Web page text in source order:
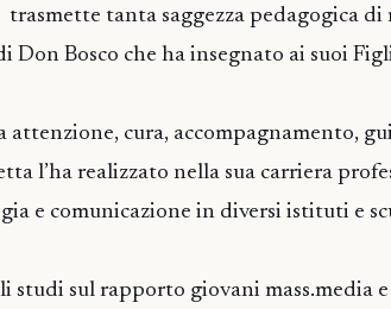
trasmette tanta saggezza pedagogica di
Don Bosco che ha insegnato ai suoi
attenzione, cura, accompagnamento,
l’ha realizzato nella sua carriera
e comunicazione in diversi istituti e
studi sul rapporto giovani mass.media